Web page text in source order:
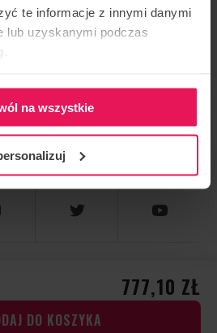
te informacje z innymi danymi
lub uzyskanymi podczas
na wszystkie
777,10 ZŁ
DO KOSZYKA